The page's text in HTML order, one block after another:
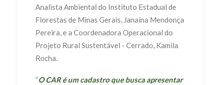
Analista Ambiental do Instituto Estadual de
Florestas de Minas Gerais, Janaína Mendonça
Pereira, e a Coordenadora Operacional do
Projeto Rural Sustentável - Cerrado, Kamila
Rocha.
“O CAR é um cadastro que busca apresentar